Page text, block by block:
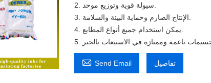
 Send Email تفاصيل